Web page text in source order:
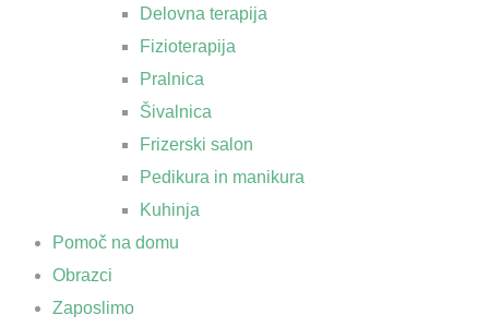
Delovna terapija
Fizioterapija
Pralnica
Šivalnica
Frizerski salon
Pedikura in manikura
Kuhinja
Pomoč na domu
Obrazci
Zaposlimo